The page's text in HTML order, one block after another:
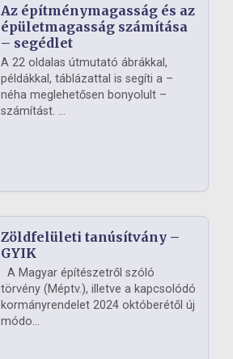
Az építménymagasság és az
épületmagasság számítása
– segédlet
A 22 oldalas útmutató ábrákkal,
példákkal, táblázattal is segíti a –
néha meglehetősen bonyolult –
számítást. ...
Zöldfelületi tanúsítvány –
GYIK
A Magyar építészetről szóló
törvény (Méptv.), illetve a kapcsolódó
kormányrendelet 2024 októberétől új
módo...